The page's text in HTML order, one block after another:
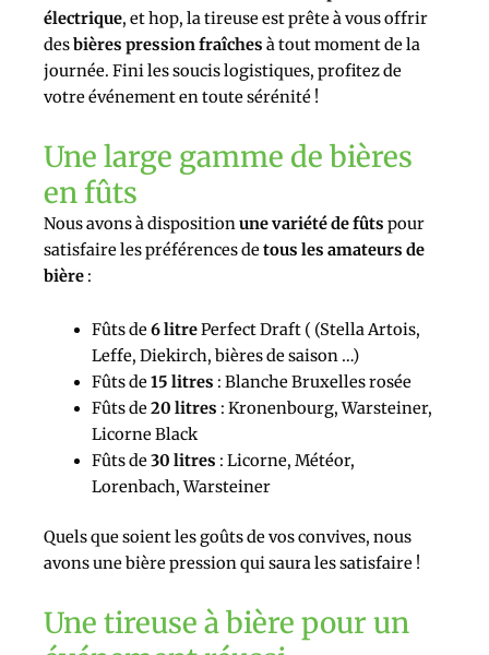
électrique, et hop, la tireuse est prête à vous offrir
desbières pression fraîches à tout moment de la
journée. Fini les soucis logistiques, profitez de
votre événement en toute sérénité !
Une large gamme de bières
en fûts
Nous avons à dispositionune variété de fûts pour
satisfaire les préférences detous les amateurs de
bière :
Fûts de6 litrePerfect Draft ( (Stella Artois,
Leffe, Diekirch, bières de saison …)
Fûts de15 litres : Blanche Bruxelles rosée
Fûts de20 litres : Kronenbourg, Warsteiner,
Licorne Black
Fûts de30 litres : Licorne, Météor,
Lorenbach, Warsteiner
Quels que soient les goûts de vos convives, nous
avons une bière pression qui saura les satisfaire !
Une tireuse à bière pour un